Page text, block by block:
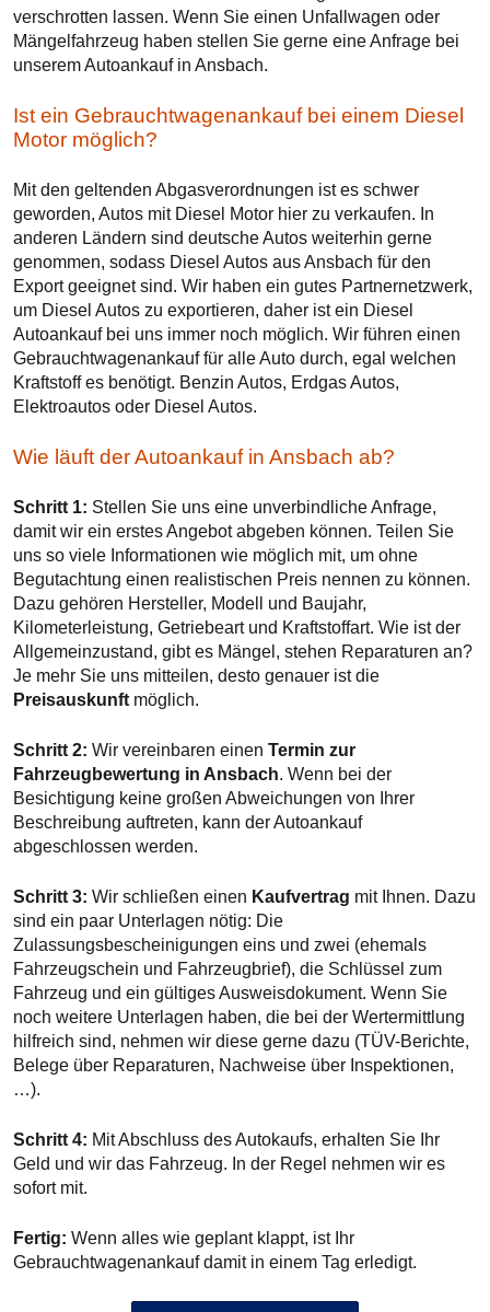
verschrotten lassen. Wenn Sie einen Unfallwagen oder
Mängelfahrzeug haben stellen Sie gerne eine Anfrage bei
unserem Autoankauf in Ansbach.
Ist ein Gebrauchtwagenankauf bei einem Diesel
Motor möglich?
Mit den geltenden Abgasverordnungen ist es schwer
geworden, Autos mit Diesel Motor hier zu verkaufen. In
anderen Ländern sind deutsche Autos weiterhin gerne
genommen, sodass Diesel Autos aus Ansbach für den
Export geeignet sind. Wir haben ein gutes Partnernetzwerk,
um Diesel Autos zu exportieren, daher ist ein Diesel
Autoankauf bei uns immer noch möglich. Wir führen einen
Gebrauchtwagenankauf für alle Auto durch, egal welchen
Kraftstoff es benötigt. Benzin Autos, Erdgas Autos,
Elektroautos oder Diesel Autos.
Wie läuft der Autoankauf in Ansbach ab?
Schritt 1: Stellen Sie uns eine unverbindliche Anfrage,
damit wir ein erstes Angebot abgeben können. Teilen Sie
uns so viele Informationen wie möglich mit, um ohne
Begutachtung einen realistischen Preis nennen zu können.
Dazu gehören Hersteller, Modell und Baujahr,
Kilometerleistung, Getriebeart und Kraftstoffart. Wie ist der
Allgemeinzustand, gibt es Mängel, stehen Reparaturen an?
Je mehr Sie uns mitteilen, desto genauer ist die
Preisauskunft möglich.
Schritt 2: Wir vereinbaren einen Termin zur
Fahrzeugbewertung in Ansbach. Wenn bei der
Besichtigung keine großen Abweichungen von Ihrer
Beschreibung auftreten, kann der Autoankauf
abgeschlossen werden.
Schritt 3: Wir schließen einen Kaufvertrag mit Ihnen. Dazu
sind ein paar Unterlagen nötig: Die
Zulassungsbescheinigungen eins und zwei (ehemals
Fahrzeugschein und Fahrzeugbrief), die Schlüssel zum
Fahrzeug und ein gültiges Ausweisdokument. Wenn Sie
noch weitere Unterlagen haben, die bei der Wertermittlung
hilfreich sind, nehmen wir diese gerne dazu (TÜV-Berichte,
Belege über Reparaturen, Nachweise über Inspektionen,
…).
Schritt 4: Mit Abschluss des Autokaufs, erhalten Sie Ihr
Geld und wir das Fahrzeug. In der Regel nehmen wir es
sofort mit.
Fertig: Wenn alles wie geplant klappt, ist Ihr
Gebrauchtwagenankauf damit in einem Tag erledigt.